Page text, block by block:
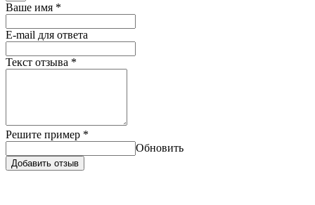
Ваше имя *
E-mail для ответа
Текст отзыва *
Решите пример *
Обновить
Добавить отзыв